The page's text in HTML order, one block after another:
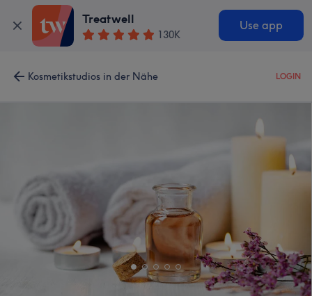
Treatwell
130K
Use app
Kosmetikstudios in der Nähe LOGIN